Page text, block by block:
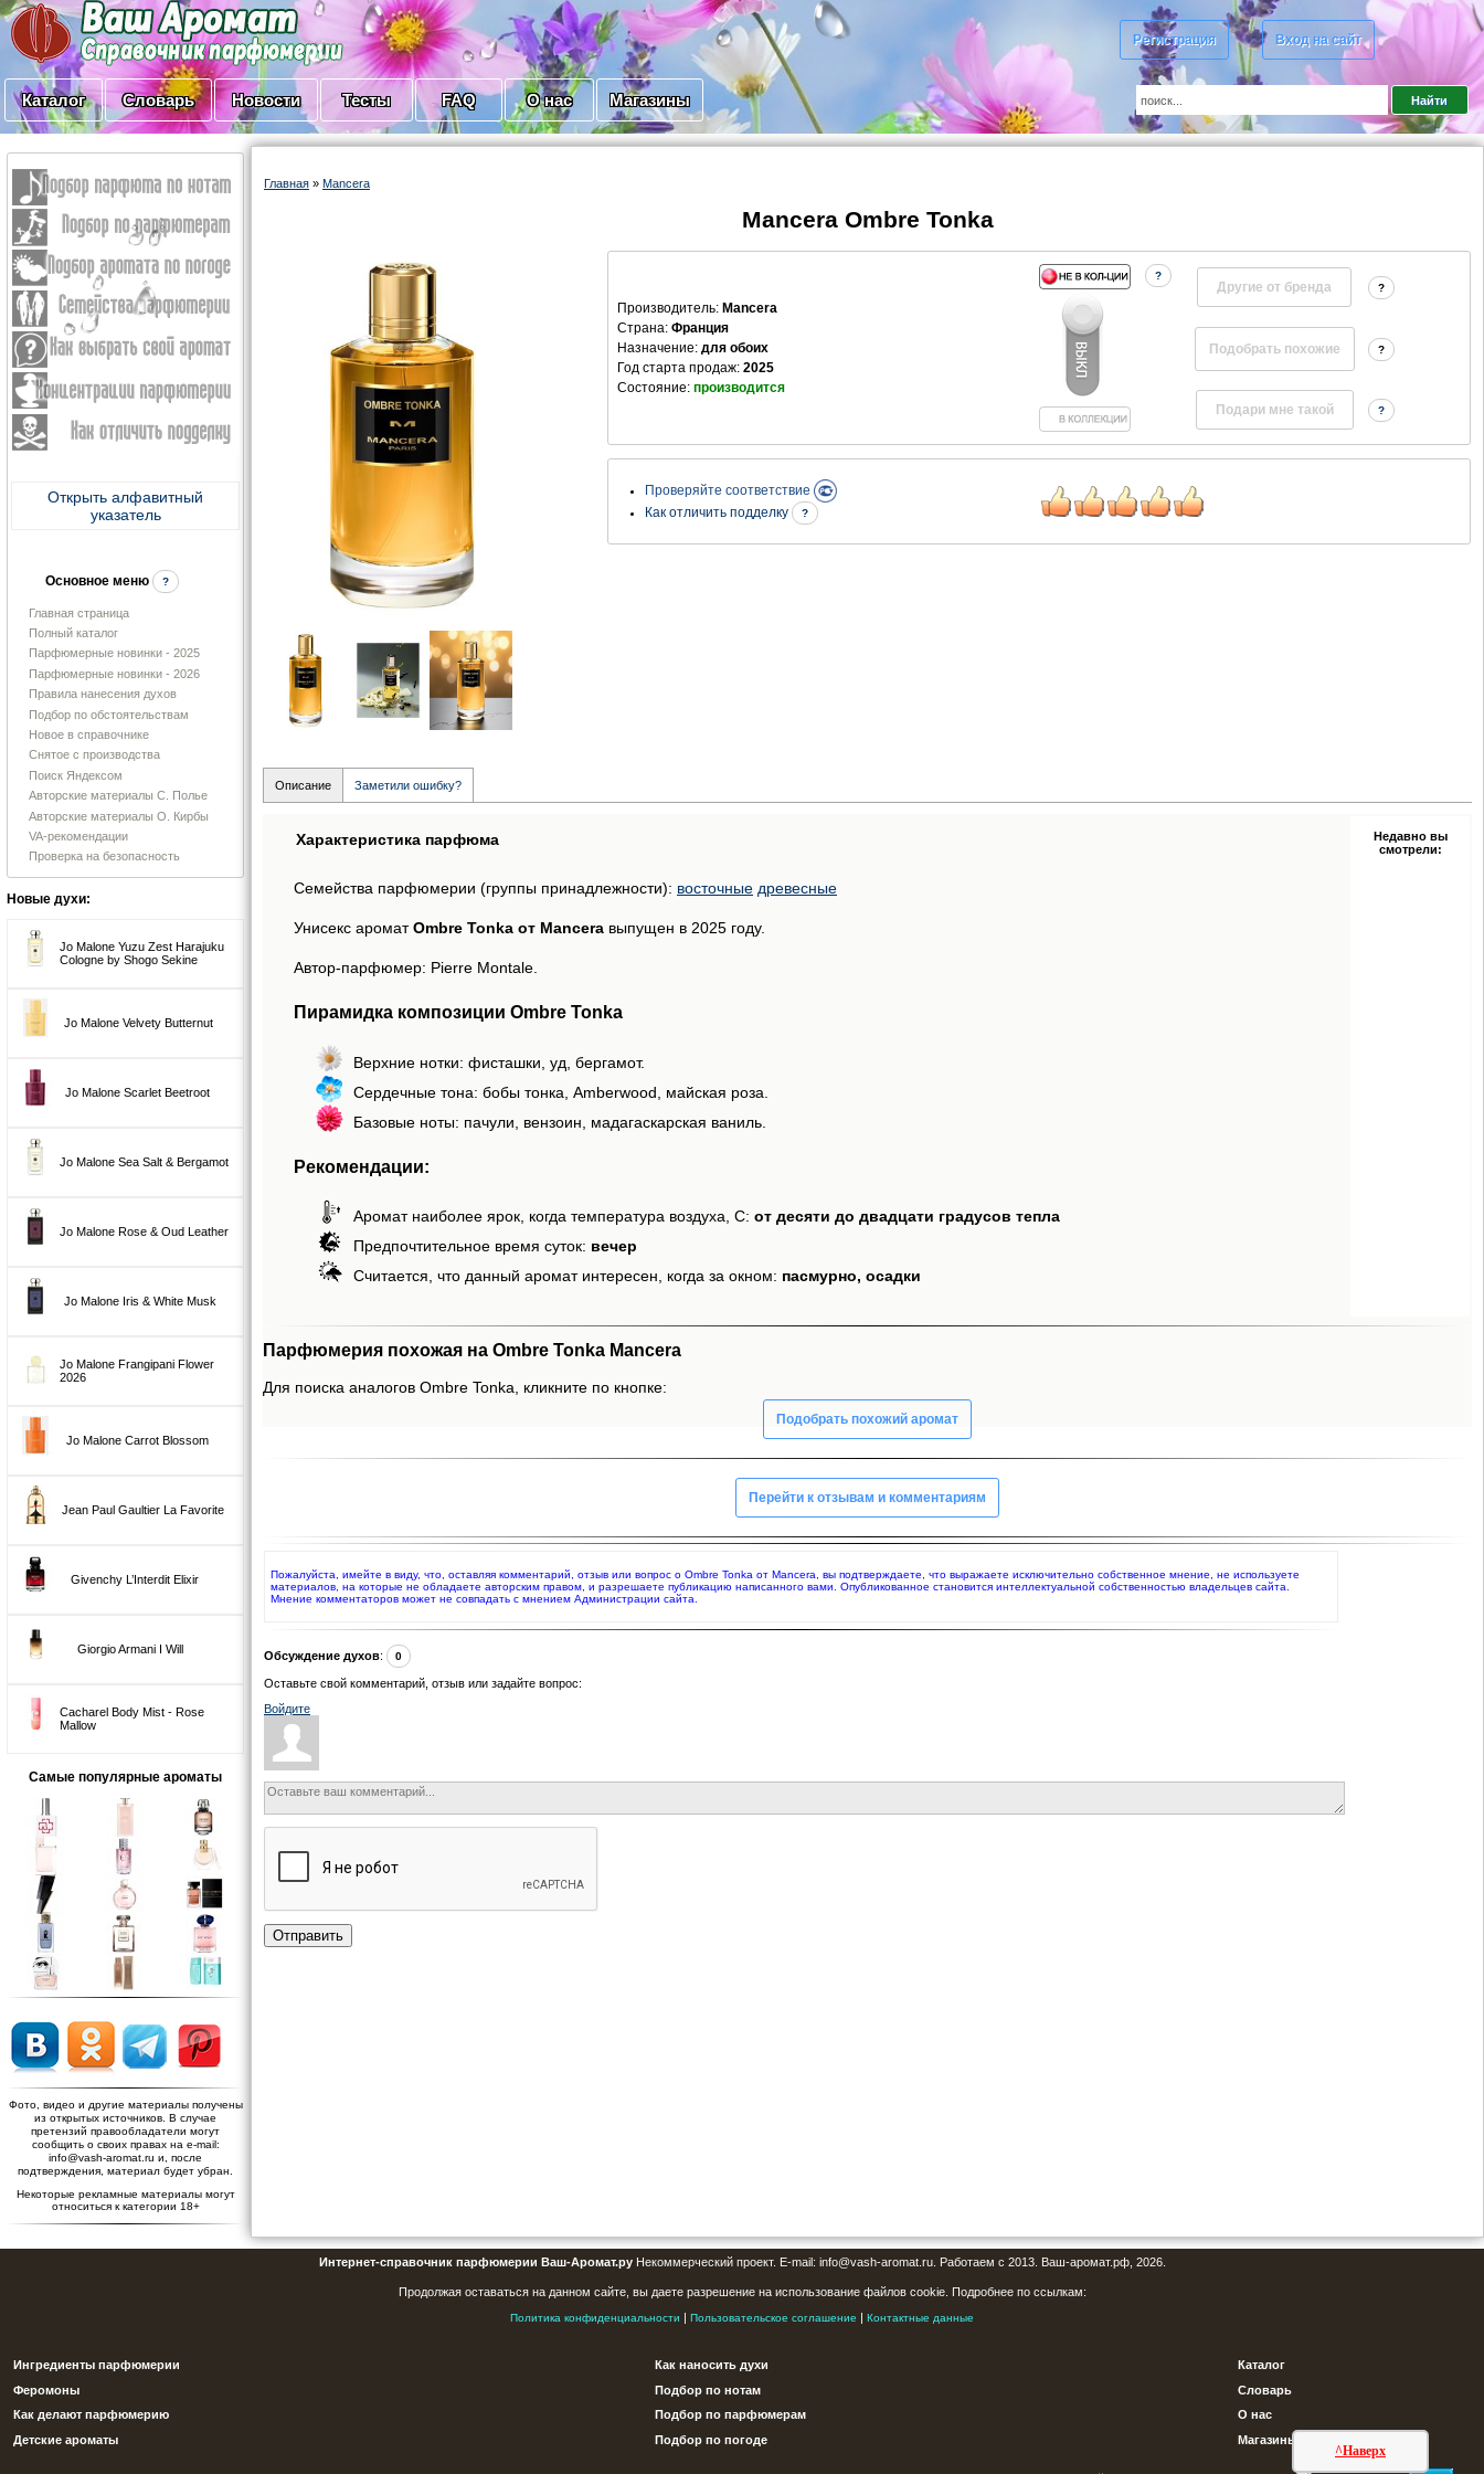
Регистрация Вход на сайт
Каталог Словарь Новости Тесты FAQ О нас Магазины
Открыть алфавитный
указатель
Основное меню ?
Главная страница
Полный каталог
Парфюмерные новинки - 2025
Парфюмерные новинки - 2026
Правила нанесения духов
Подбор по обстоятельствам
Новое в справочнике
Снятое с производства
Поиск Яндексом
Авторские материалы С. Полье
Авторские материалы О. Кирбы
VA-рекомендации
Проверка на безопасность
Новые духи:
Jo Malone Yuzu Zest Harajuku
Cologne by Shogo Sekine
Jo Malone Velvety Butternut
Jo Malone Scarlet Beetroot
Jo Malone Sea Salt & Bergamot
Jo Malone Rose & Oud Leather
Jo Malone Iris & White Musk
Jo Malone Frangipani Flower
2026
Jo Malone Carrot Blossom
Jean Paul Gaultier La Favorite
Givenchy L’Interdit Elixir
Giorgio Armani I Will
Cacharel Body Mist - Rose
Mallow
Самые популярные ароматы
Фото, видео и другие материалы получены
из открытых источников. В случае
претензий правообладатели могут
сообщить о своих правах на e-mail:
info@vash-aromat.ru и, после
подтверждения, материал будет убран.
Некоторые рекламные материалы могут
относиться к категории 18+
Главная » Mancera
Mancera Ombre Tonka
Производитель: Mancera
Страна: Франция
Назначение: для обоих
Год старта продаж: 2025
Состояние: производится
?
Другие от бренда ?
?
?
Проверяйте соответствие
Как отличить подделку
?
Описание Заметили ошибку?
Характеристика парфюма
Семейства парфюмерии (группы принадлежности): восточные древесные
Унисекс ароматOmbre Tonka от Mancera выпущен в 2025 году.
Автор-парфюмер: Pierre Montale.
Пирамидка композиции Ombre Tonka
Верхние нотки: фисташки, уд, бергамот.
Сердечные тона: бобы тонка, Amberwood, майская роза.
Базовые ноты: пачули, вензоин, мадагаскарская ваниль.
Рекомендации:
Аромат наиболее ярок, когда температура воздуха, С: от десяти до двадцати градусов тепла
Предпочтительное время суток: вечер
Считается, что данный аромат интересен, когда за окном: пасмурно, осадки
Недавно вы
смотрели:
Парфюмерия похожая на Ombre Tonka Mancera
Для поиска аналогов Ombre Tonka, кликните по кнопке:
Подобрать похожий аромат
Перейти к отзывам и комментариям
Пожалуйста, имейте в виду, что, оставляя комментарий, отзыв или вопрос о Ombre Tonka от Mancera, вы подтверждаете, что выражаете исключительно собственное мнение, не используете
материалов, на которые не обладаете авторским правом, и разрешаете публикацию написанного вами. Опубликованное становится интеллектуальной собственностью владельцев сайта.
Мнение комментаторов может не совпадать с мнением Администрации сайта.
Обсуждение духов: 0
Оставьте свой комментарий, отзыв или задайте вопрос:
Войдите
Отправить
^Наверх
Интернет-справочник парфюмерии Ваш-Аромат.руНекоммерческий проект. E-mail: info@vash-aromat.ru. Работаем с 2013. Ваш-аромат.рф, 2026.
Продолжая оставаться на данном сайте, вы даете разрешение на использование файлов cookie. Подробнее по ссылкам:
Политика конфиденциальности | Пользовательское соглашение | Контактные данные
Ингредиенты парфюмерии
Феромоны
Как делают парфюмерию
Детские ароматы
Как наносить духи
Подбор по нотам
Подбор по парфюмерам
Подбор по погоде
Каталог
Словарь
О нас
Магазины